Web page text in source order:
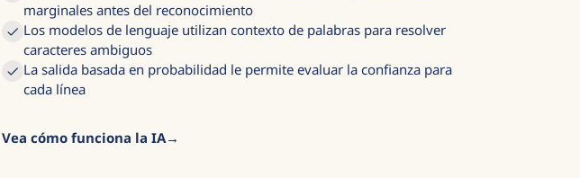
marginales antes del reconocimiento
Los modelos de lenguaje utilizan contexto de palabras para resolver
caracteres ambiguos
La salida basada en probabilidad le permite evaluar la confianza para
cada línea
Vea cómo funciona la IA